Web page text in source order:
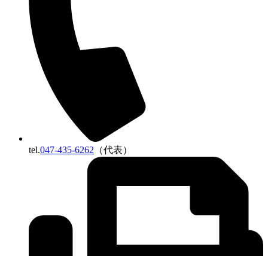
tel.047-435-6262 （代表）